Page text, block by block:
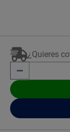
¿Quieres